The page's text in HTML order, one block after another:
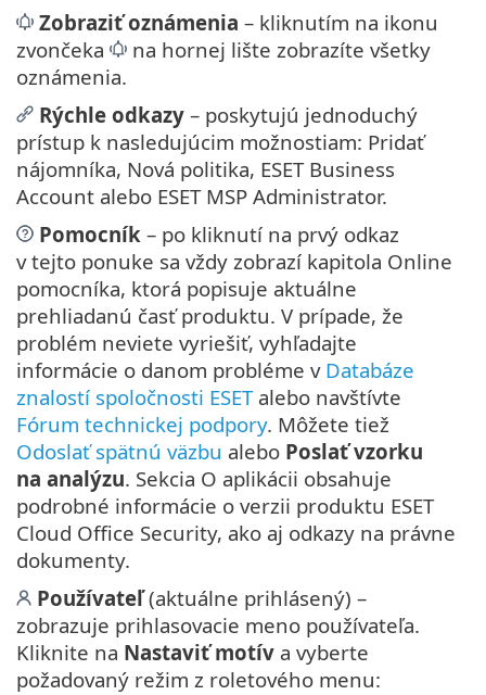
Zobraziť oznámenia – kliknutím na ikonu
zvončeka
na hornej lište zobrazíte všetky
oznámenia.
Rýchle odkazy – poskytujú jednoduchý
prístup k nasledujúcim možnostiam: Pridať
nájomníka, Nová politika, ESET Business
Account alebo ESET MSP Administrator.
Pomocník – po kliknutí na prvý odkaz
v tejto ponuke sa vždy zobrazí kapitola Online
pomocníka, ktorá popisuje aktuálne
prehliadanú časť produktu. V prípade, že
problém neviete vyriešiť, vyhľadajte
informácie o danom probléme v Databáze
znalostí spoločnosti ESETalebo navštívte
Fórum technickej podpory. Môžete tiež
Odoslať spätnú väzbu alebo Poslať vzorku
na analýzu. Sekcia O aplikácii obsahuje
podrobné informácie o verzii produktu ESET
Cloud Office Security, ako aj odkazy na právne
dokumenty.
Používateľ(aktuálne prihlásený) –
zobrazuje prihlasovacie meno používateľa.
Kliknite na Nastaviť motív a vyberte
požadovaný režim z roletového menu: